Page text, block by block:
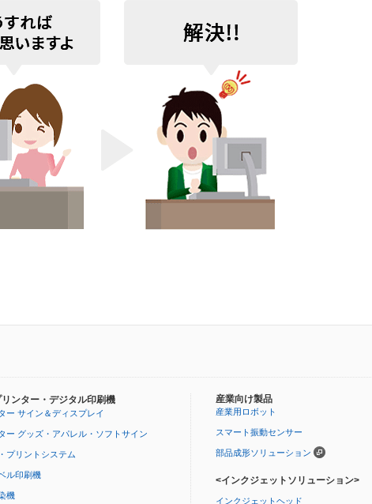
ンター・デジタル印刷機
ー サイン＆ディスプレイ
ー グッズ・アパレル・ソフトサイン
プリントシステム
ル印刷機
機
産業向け製品
産業用ロボット
スマート振動センサー
部品成形ソリューション
<インクジェットソリューション>
インクジェットヘッド